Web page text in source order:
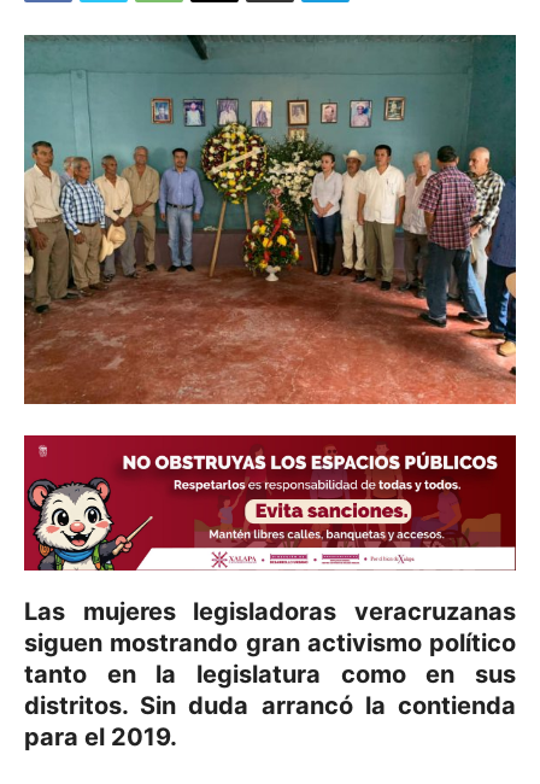
Las mujeres legisladoras veracruzanas
siguen mostrando gran activismo político
tanto en la legislatura como en sus
distritos. Sin duda arrancó la contienda
para el 2019.